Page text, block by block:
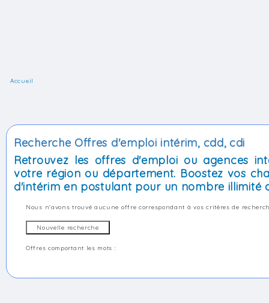
Accueil
Recherche Offres d'emploi intérim, cdd, cdi
Retrouvez les offres d'emploi ou agences
votre région ou département. Boostez vos
d'intérim en postulant pour un nombre illimité
Nous n'avons trouvé aucune offre correspondant à vos critères de
Offres comportant les mots :